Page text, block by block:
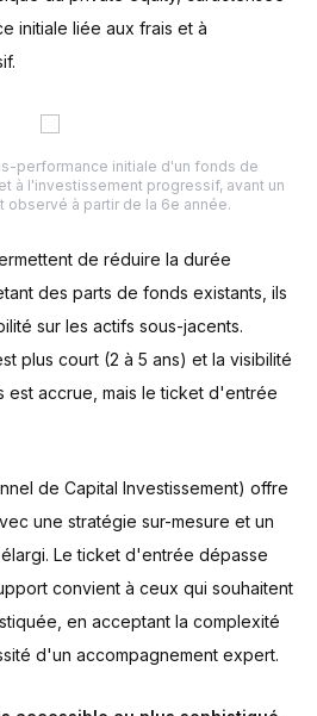
initiale liée aux frais et à
performance initiale d'un fonds de
à l'investissement progressif, avant un
à partir de la 6e année.
de réduire la durée
des parts de fonds existants, ils
sur les actifs sous-jacents.
plus court (2 à 5 ans) et la visibilité
est accrue, mais le ticket d'entrée
de Capital Investissement) offre
une stratégie sur-mesure et un
Le ticket d'entrée dépasse
convient à ceux qui souhaitent
en acceptant la complexité
d'un accompagnement expert.